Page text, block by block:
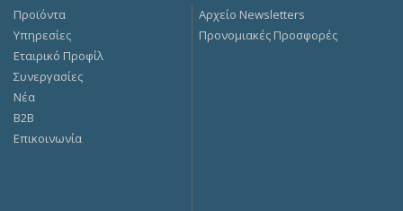
Προϊόντα
Υπηρεσίες
Εταιρικό Προφίλ
Συνεργασίες
Νέα
Β2Β
Επικοινωνία
Αρχείο Newsletters
Προνομιακές Προσφορές